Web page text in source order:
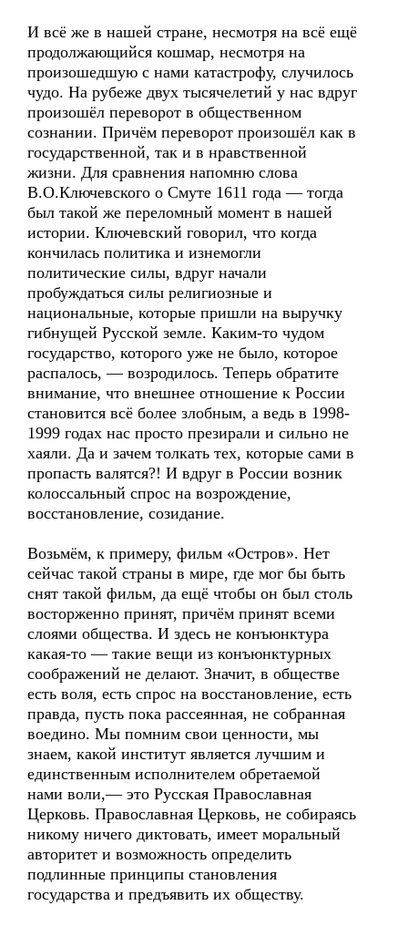
И всё же в нашей стране, несмотря на всё ещё
продолжающийся кошмар, несмотря на
произошедшую с нами катастрофу, случилось
чудо. На рубеже двух тысячелетий у нас вдруг
произошёл переворот в общественном
сознании. Причём переворот произошёл как в
государственной, так и в нравственной
жизни. Для сравнения напомню слова
В.О.Ключевского о Смуте 1611 года — тогда
был такой же переломный момент в нашей
истории. Ключевский говорил, что когда
кончилась политика и изнемогли
политические силы, вдруг начали
пробуждаться силы религиозные и
национальные, которые пришли на выручку
гибнущей Русской земле. Каким-то чудом
государство, которого уже не было, которое
распалось, — возродилось. Теперь обратите
внимание, что внешнее отношение к России
становится всё более злобным, а ведь в 1998-
1999 годах нас просто презирали и сильно не
хаяли. Да и зачем толкать тех, которые сами в
пропасть валятся?! И вдруг в России возник
колоссальный спрос на возрождение,
восстановление, созидание.
Возьмём, к примеру, фильм «Остров». Нет
сейчас такой страны в мире, где мог бы быть
снят такой фильм, да ещё чтобы он был столь
восторженно принят, причём принят всеми
слоями общества. И здесь не конъюнктура
какая-то — такие вещи из конъюнктурных
соображений не делают. Значит, в обществе
есть воля, есть спрос на восстановление, есть
правда, пусть пока рассеянная, не собранная
воедино. Мы помним свои ценности, мы
знаем, какой институт является лучшим и
единственным исполнителем обретаемой
нами воли,— это Русская Православная
Церковь. Православная Церковь, не собираясь
никому ничего диктовать, имеет моральный
авторитет и возможность определить
подлинные принципы становления
государства и предъявить их обществу.